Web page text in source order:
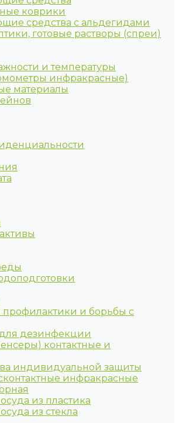
коврики
средства с альдегидами
готовые растворы (спреи)
и температуры
инфракрасные)
материалы
и борьбы с
дезинфекции
контактные и
индивидуальной защиты
инфракрасные
из пластика
из стекла